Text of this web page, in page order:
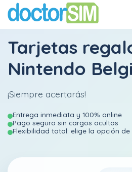
Tarjetas
Nintendo
¡Siempre acertarás!
Entrega inmediata y 100% online
Pago seguro sin cargos ocultos
Flexibilidad total: elige la opción